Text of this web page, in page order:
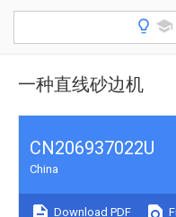
一种直线砂边机
CN206937022U
China
Download PDF